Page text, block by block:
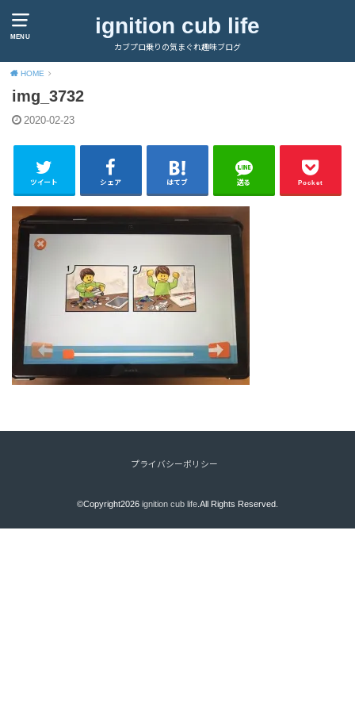
MENU ignition cub life
カブプロ乗りの気まぐれ趣味ブログ
HOME
img_3732
2020-02-23
ツイート シェア はてブ 送る Pocket
プライバシーポリシー
©Copyright2026 ignition cub life.All Rights Reserved.